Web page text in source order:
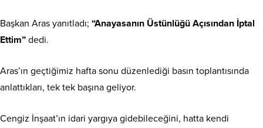
Başkan Aras yanıtladı; “Anayasanın Üstünlüğü Açısından İptal
Ettim” dedi.
Aras’ın geçtiğimiz hafta sonu düzenlediği basın toplantısında
anlattıkları, tek tek başına geliyor.
Cengiz İnşaat’ın idari yargıya gidebileceğini, hatta kendi